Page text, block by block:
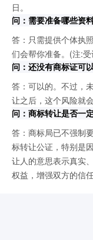
日。
问：需要准备哪些资
答：只需提供个体执
们会帮你准备。(注:
问：还没有商标证可
答：可以的。不过，
让之后，这个风险就
问：商标转让是否一
答：商标局已不强制
标转让公证，特别是
让人的意思表示真实
权益，增强双方的信任